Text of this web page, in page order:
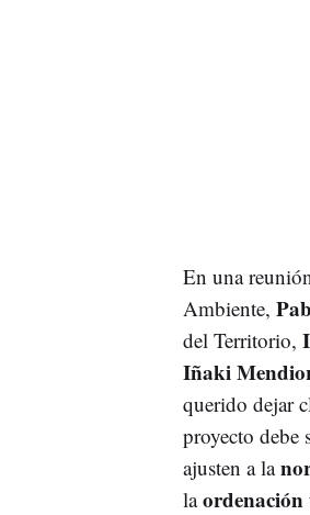
En una
Ambiente,
del Territorio,
Iñaki
querido dejar
proyecto debe
ajusten a la
la